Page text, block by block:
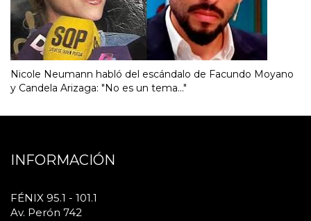
Nicole Neumann habló del escándalo de Facundo Moyano
y Candela Arizaga: "No es un tema..."
INFORMACIÓN
FÉNIX 95.1 - 101.1
Av. Perón 742